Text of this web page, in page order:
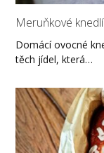
Meruňkové
Domácí ovocné
těch jídel, která…